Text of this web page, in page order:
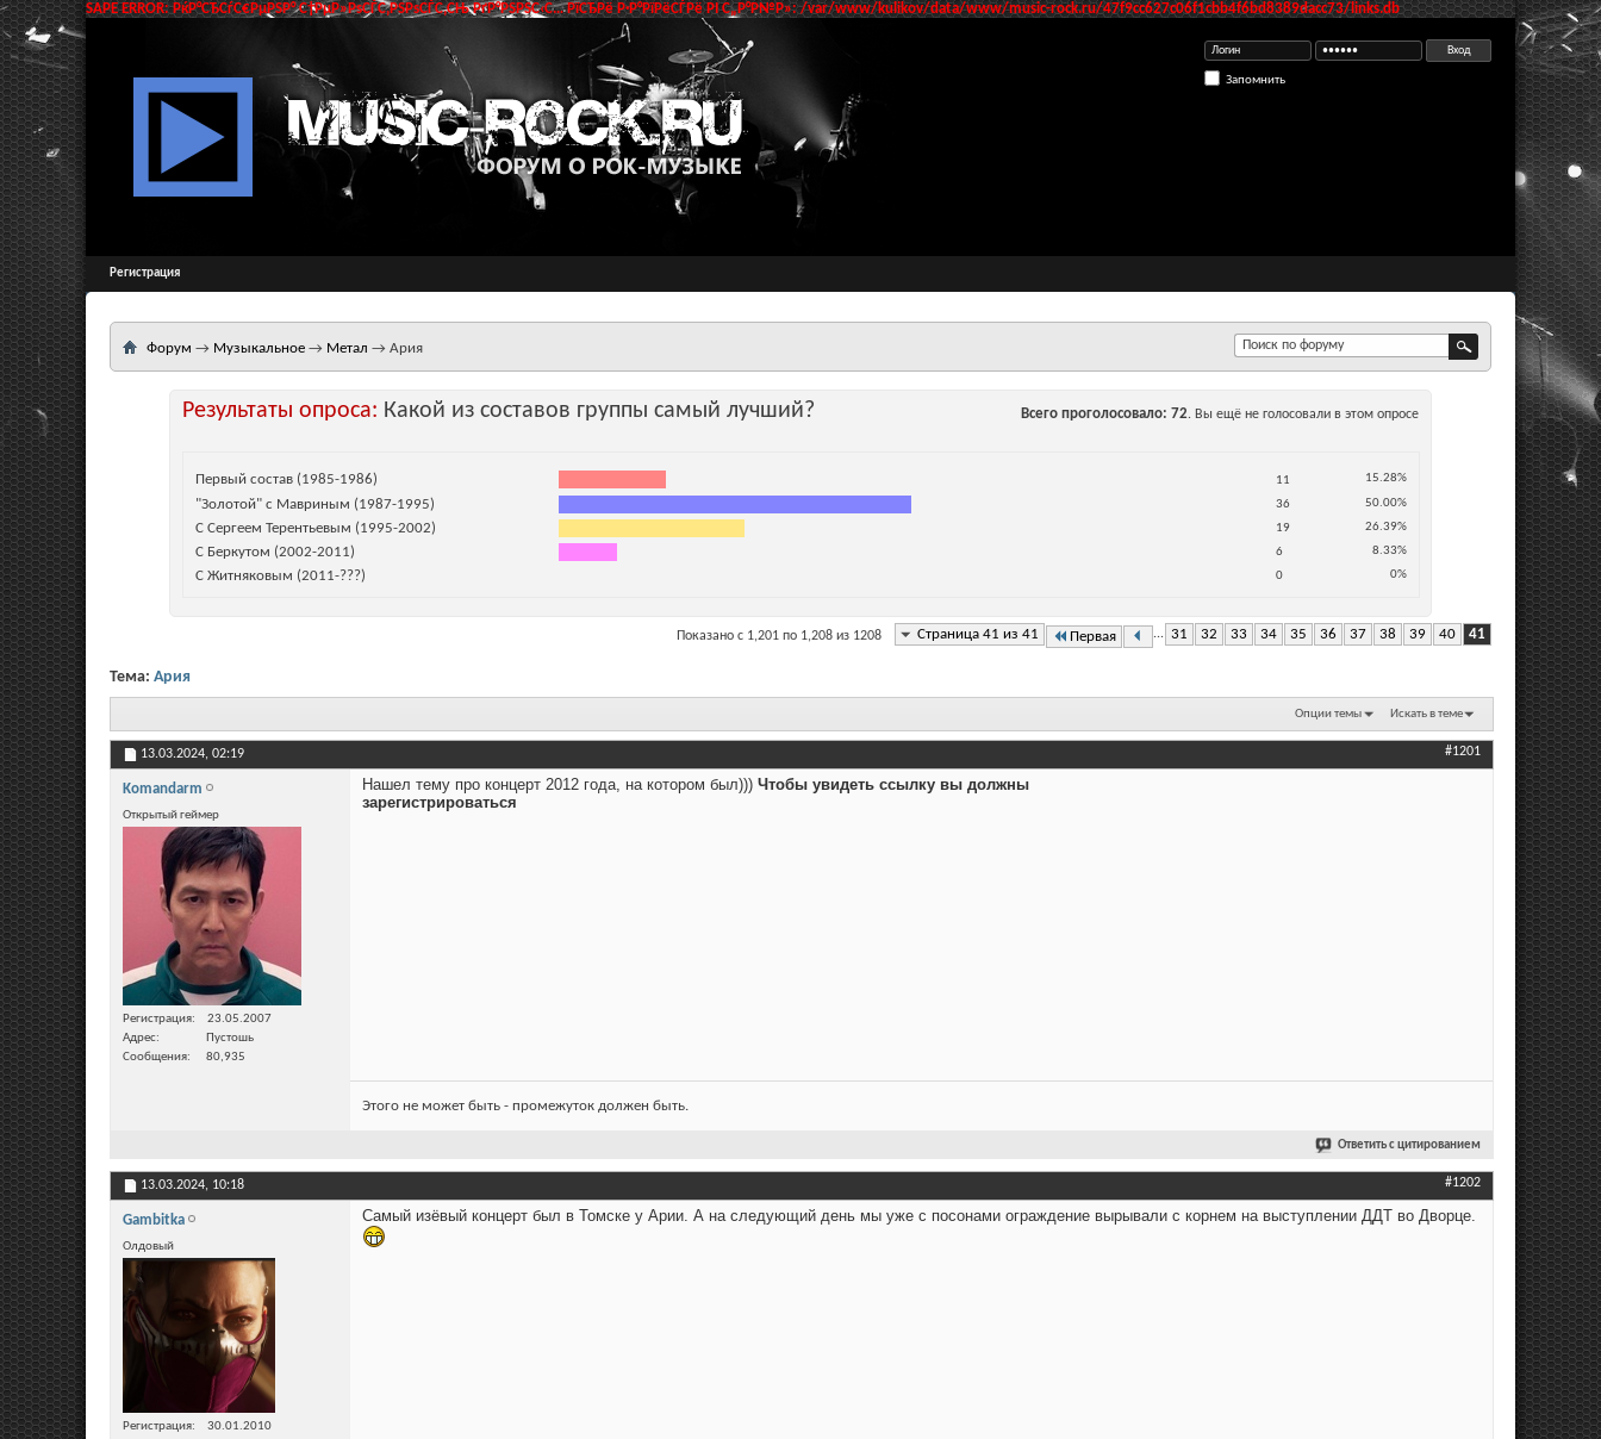
SAPE ERROR: РќР°СЂСѓС€РµРЅР° С†РµР»РѕСЃС‚РЅРѕСЃС‚СЊ РґР°РЅРЅС‹С… РїСЂРё Р·Р°РїРёСЃРё РІ С„Р°Р№Р»: /var/www/kulikov/data/www/music-rock.ru/47f9cc627c06f1cbb4f6bd8389dacc73/links.db
Запомнить
Регистрация
Форум → Музыкальное → Метал → Ария
Результаты опроса: Какой из составов группы самый лучший? Всего проголосовало 72. Вы ещё не голосовали в этом опросе
Первый состав (1985-1986) 11 15.28%
"Золотой" с Мавриным (1987-1995) 36 50.00%
С Сергеем Терентьевым (1995-2002) 19 26.39%
С Беркутом (2002-2011) 6 8.33%
С Житняковым (2011-???) 0 0%
Страница 41 из 41 Первая ... 31 32 33 34 35 36 37 38 39 40 41
Показано с 1,201 по 1,208 из 1208
Тема: Ария
Опции темы Искать в теме
13.03.2024, 02:19 #1201
Komandarm
Открытый геймер
Регистрация
23.05.2007
Адрес
Пустошь
Сообщения
80,935
Нашел тему про концерт 2012 года, на котором был))) Чтобы увидеть ссылку вы должны
зарегистрироваться
Этого не может быть - промежуток должен быть.
Ответить с цитированием
13.03.2024, 10:18 #1202
Gambitka
Олдовый
Регистрация
30.01.2010
Самый изёвый концерт был в Томске у Арии. А на следующий день мы уже с посонами ограждение вырывали с корнем на выступлении ДДТ во Дворце.